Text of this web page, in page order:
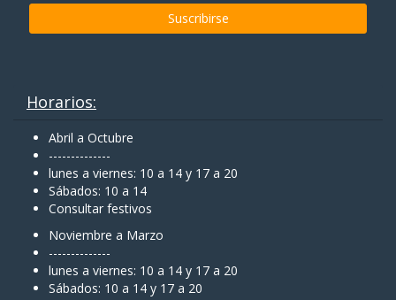
Horarios:
Abril a Octubre
--------------
lunes a viernes: 10 a 14 y 17 a 20
Sábados: 10 a 14
Consultar festivos
Noviembre a Marzo
--------------
lunes a viernes: 10 a 14 y 17 a 20
Sábados: 10 a 14 y 17 a 20